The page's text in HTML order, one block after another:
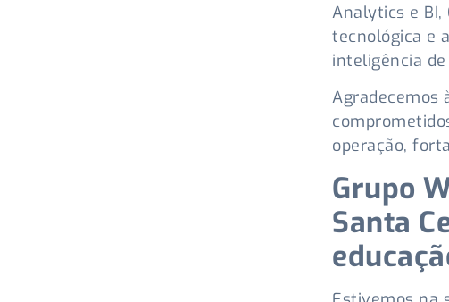
Analytics e BI,
tecnológica e
inteligência de
Agradecemos
operação,
Grupo
Santa